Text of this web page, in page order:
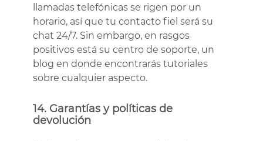
llamadas telefónicas se rigen por un
horario, así que tu contacto fiel será su
chat 24/7. Sin embargo, en rasgos
positivos está su centro de soporte, un
blog en donde encontrarás tutoriales
sobre cualquier aspecto.
14. Garantías y políticas de
devolución